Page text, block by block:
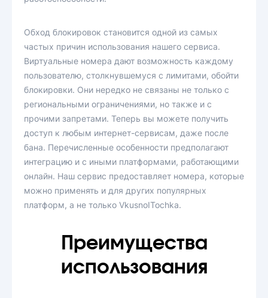
Обход блокировок становится одной из самых
частых причин использования нашего сервиса.
Виртуальные номера дают возможность каждому
пользователю, столкнувшемуся с лимитами, обойти
блокировки. Они нередко не связаны не только с
региональными ограничениями, но также и с
прочими запретами. Теперь вы можете получить
доступ к любым интернет-сервисам, даже после
бана. Перечисленные особенности предполагают
интеграцию и с иными платформами, работающими
онлайн. Наш сервис предоставляет номера, которые
можно применять и для других популярных
платформ, а не только VkusnoITochka.
Преимущества
использования